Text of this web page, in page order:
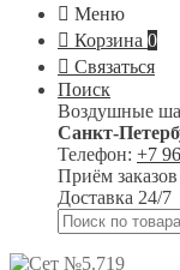
Меню
Корзина 0
Связаться
Поиск
Воздушные
Санкт-
Телефон: +7
Приём заказов
Доставка 24/7
Искать: